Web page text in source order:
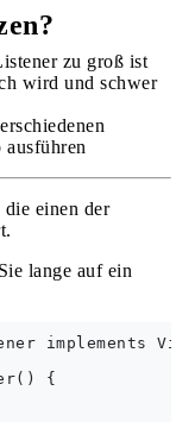
zu groß ist
wird und schwer
die einen der
lange auf ein
implements
{